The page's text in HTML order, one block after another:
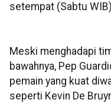
setempat (Sabtu
Meski menghadapi
bawahnya, Pep
pemain yang kuat
seperti Kevin De